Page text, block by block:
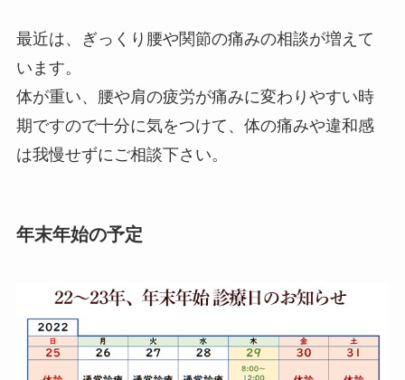
最近は、ぎっくり腰や関節の痛みの相談が増えて
います。
体が重い、腰や肩の疲労が痛みに変わりやすい時
期ですので十分に気をつけて、体の痛みや違和感
は我慢せずにご相談下さい。
年末年始の予定